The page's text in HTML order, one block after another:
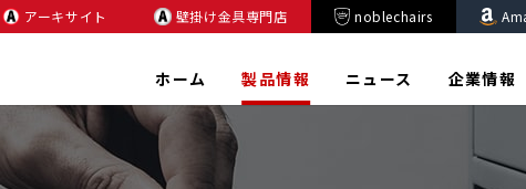
アーキサイト 壁掛け金具専門店 noblechairs
ホーム 製品情報 ニュース 企業情報